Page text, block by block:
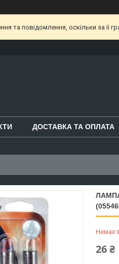
та повідомлення, оскільки за її
ДОСТАВКА ТА ОПЛАТА
Немає
26 ₴